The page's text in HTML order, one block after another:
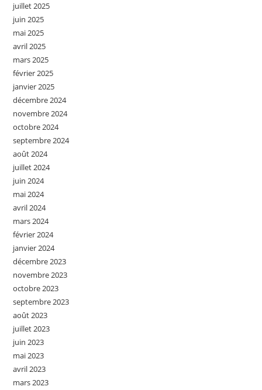
juillet 2025
juin 2025
mai 2025
avril 2025
mars 2025
février 2025
janvier 2025
décembre 2024
novembre 2024
octobre 2024
septembre 2024
août 2024
juillet 2024
juin 2024
mai 2024
avril 2024
mars 2024
février 2024
janvier 2024
décembre 2023
novembre 2023
octobre 2023
septembre 2023
août 2023
juillet 2023
juin 2023
mai 2023
avril 2023
mars 2023